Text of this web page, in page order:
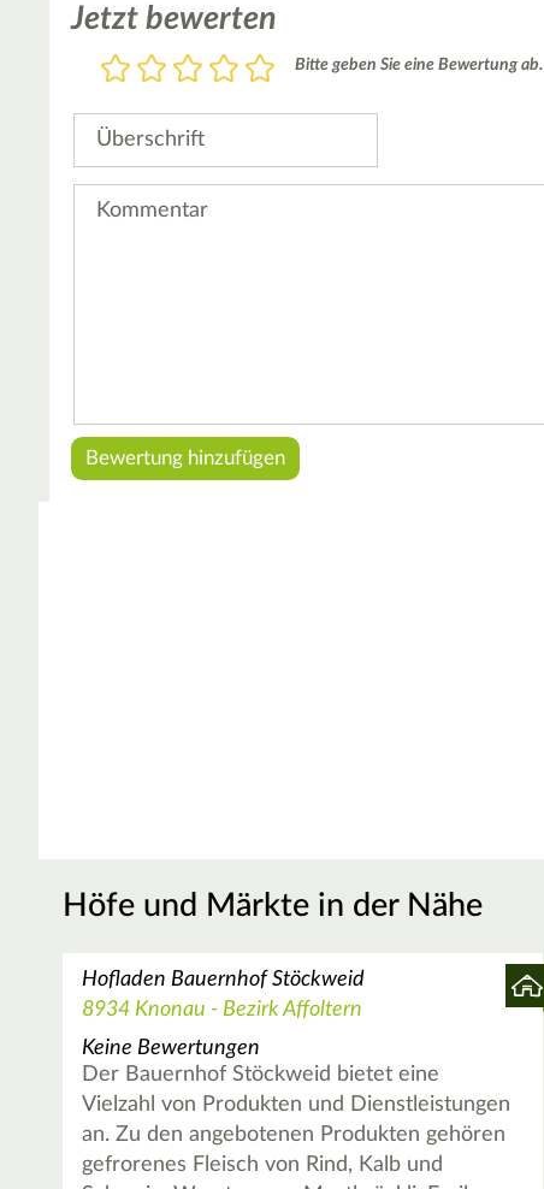
Jetzt bewerten
Bewertung
5
4
3
2
1
Bitte geben Sie eine Bewertung ab.
Überschrift
Höfe und Märkte in der Nähe
Hofladen Bauernhof Stöckweid
8934 Knonau - Bezirk Affoltern
Keine Bewertungen
Der Bauernhof Stöckweid bietet eine
Vielzahl von Produkten und Dienstleistungen
an. Zu den angebotenen Produkten gehören
gefrorenes Fleisch von Rind, Kalb und